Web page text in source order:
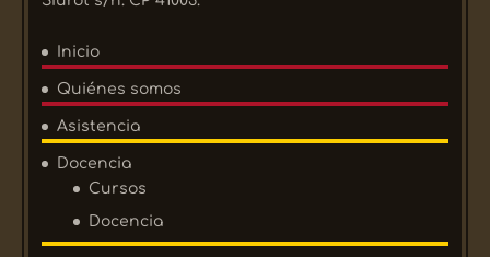
Inicio
Quiénes somos
Asistencia
Docencia
Cursos
Docencia